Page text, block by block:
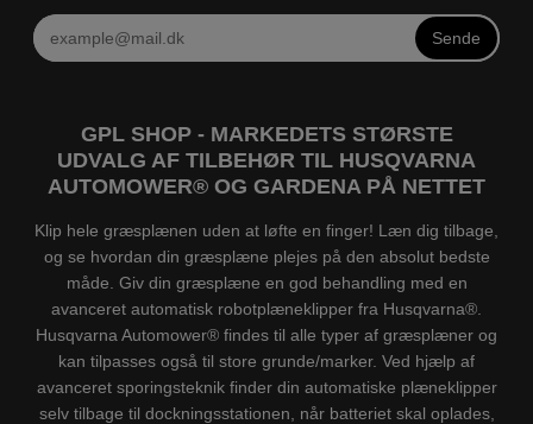
Sende
GPL SHOP - MARKEDETS STØRSTE
UDVALG AF TILBEHØR TIL HUSQVARNA
AUTOMOWER® OG GARDENA PÅ NETTET
Klip hele græsplænen uden at løfte en finger! Læn dig tilbage,
og se hvordan din græsplæne plejes på den absolut bedste
måde. Giv din græsplæne en god behandling med en
avanceret automatisk robotplæneklipper fra Husqvarna®.
Husqvarna Automower® findes til alle typer af græsplæner og
kan tilpasses også til store grunde/marker. Ved hjælp af
avanceret sporingsteknik finder din automatiske plæneklipper
selv tilbage til dockningsstationen, når batteriet skal oplades,